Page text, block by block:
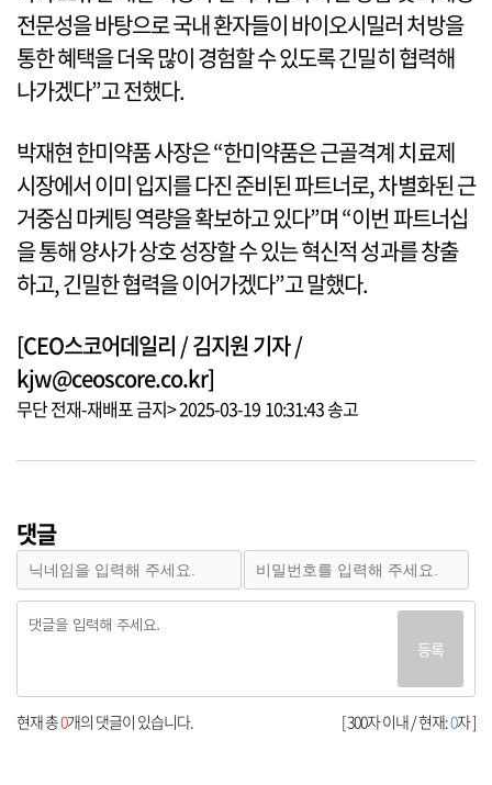
전문성을 바탕으로 국내 환자들이 바이오시밀러 처방을
통한 혜택을 더욱 많이 경험할 수 있도록 긴밀히 협력해
나가겠다”고 전했다.
박재현 한미약품 사장은 “한미약품은 근골격계 치료제
시장에서 이미 입지를 다진 준비된 파트너로, 차별화된 근
거중심 마케팅 역량을 확보하고 있다”며 “이번 파트너십
을 통해 양사가 상호 성장할 수 있는 혁신적 성과를 창출
하고, 긴밀한 협력을 이어가겠다”고 말했다.
[CEO스코어데일리 / 김지원 기자 /
kjw@ceoscore.co.kr]
무단 전재-재배포 금지> 2025-03-19 10:31:43 송고
댓글
등록
[ 300자 이내 / 현재:0자 ]
현재 총0개의 댓글이 있습니다.